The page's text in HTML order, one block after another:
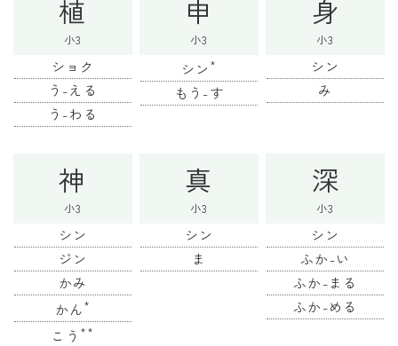
植
小3
ショク
う-える
う-わる
申
小3
シン *
もう-す
身
小3
シン
み
神
小3
シン
ジン
かみ
かん*
こう **
真
小3
シン
ま
深
小3
シン
ふか-い
ふか-まる
ふか-める